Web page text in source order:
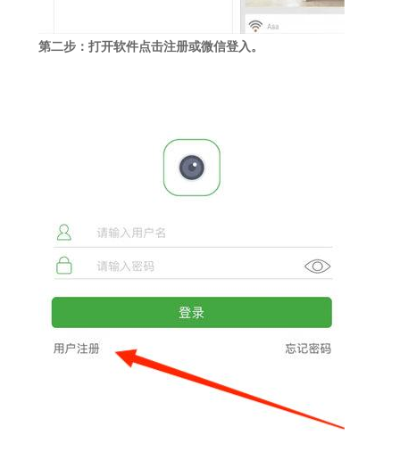
第二步：打开软件点击注册或微信登入。